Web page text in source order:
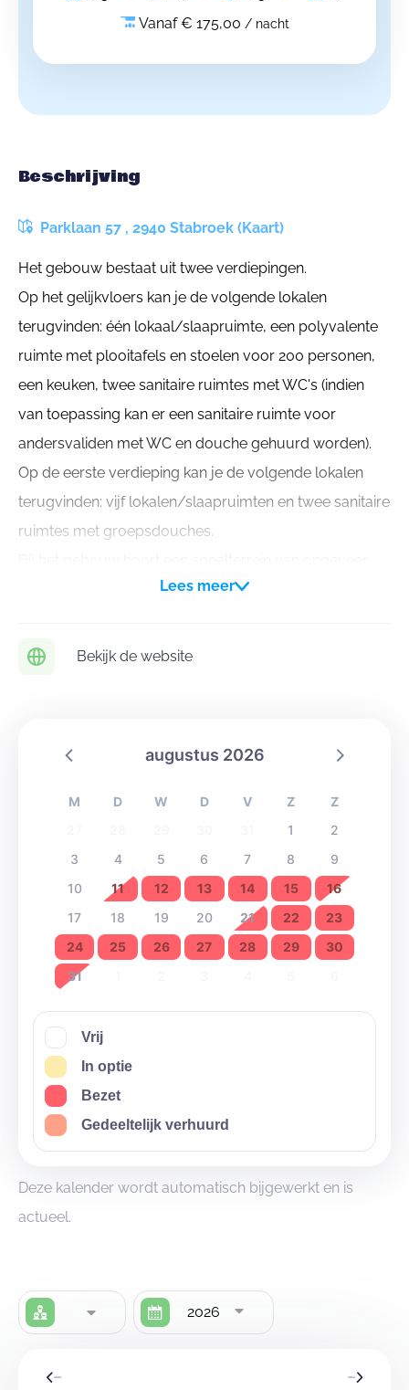
Vanaf € 175,00 / nacht
Beschrijving
Parklaan 57 , 2940 Stabroek (Kaart)
Het gebouw bestaat uit twee verdiepingen.
Op het gelijkvloers kan je de volgende lokalen
terugvinden: één lokaal/slaapruimte, een polyvalente
ruimte met plooitafels en stoelen voor 200 personen,
een keuken, twee sanitaire ruimtes met WC's (indien
van toepassing kan er een sanitaire ruimte voor
andersvaliden met WC en douche gehuurd worden).
Op de eerste verdieping kan je de volgende lokalen
terugvinden: vijf lokalen/slaapruimten en twee sanitaire
ruimtes met groepsdouches.
Lees meer
Bekijk de website
augustus 2026
M D W D V Z
Z
1
2
3
4 5 6 7 8
9
10
11 12 13 14 15
16
17
18 19 20 21 22
23
24
25 26 27 28 29
30
31
Vrij
In optie
Bezet
Gedeeltelijk verhuurd
Deze kalender wordt automatisch bijgewerkt en is
actueel.
2026